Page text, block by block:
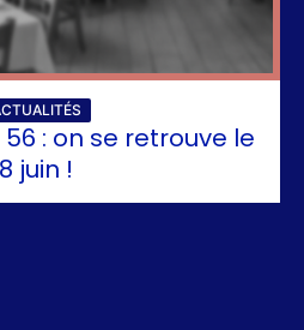
: on se retrouve le
8 juin !